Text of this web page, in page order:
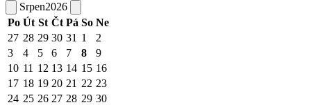
Srpen2026
Po Út St Čt Pá So Ne
27 28 29 30 31 1
2
3
4 5 6 7 8
9
10 11 12 13 14 15 16
17 18 19 20 21 22 23
24 25 26 27 28 29 30